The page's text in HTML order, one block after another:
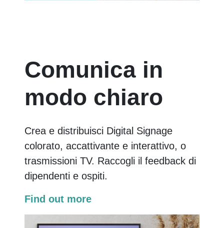
Comunica in
modo chiaro
Crea e distribuisci Digital Signage
colorato, accattivante e interattivo, o
trasmissioni TV. Raccogli il feedback di
dipendenti e ospiti.
Find out more